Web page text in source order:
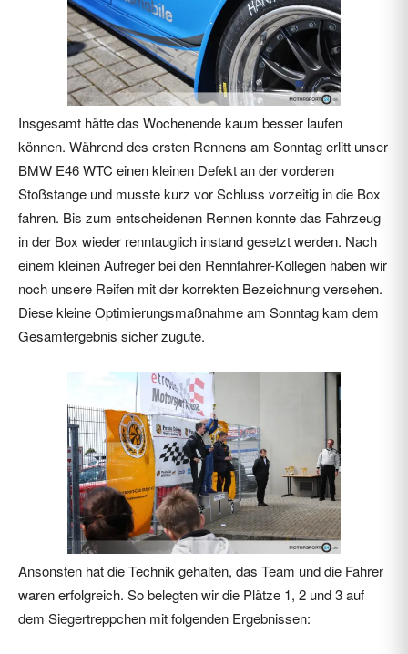
Insgesamt hätte das Wochenende kaum besser laufen
können. Während des ersten Rennens am Sonntag erlitt unser
BMW E46 WTC einen kleinen Defekt an der vorderen
Stoßstange und musste kurz vor Schluss vorzeitig in die Box
fahren. Bis zum entscheidenen Rennen konnte das Fahrzeug
in der Box wieder renntauglich instand gesetzt werden. Nach
einem kleinen Aufreger bei den Rennfahrer-Kollegen haben wir
noch unsere Reifen mit der korrekten Bezeichnung versehen.
Diese kleine Optimierungsmaßnahme am Sonntag kam dem
Gesamtergebnis sicher zugute.
Ansonsten hat die Technik gehalten, das Team und die Fahrer
waren erfolgreich. So belegten wir die Plätze 1, 2 und 3 auf
dem Siegertreppchen mit folgenden Ergebnissen: